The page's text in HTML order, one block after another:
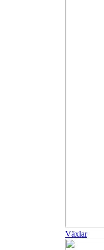
Växlar